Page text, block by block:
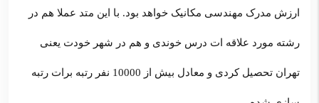
ارزش مدرک مهندسی مکانیک خواهد بود. با این متد عملا هم در
رشته مورد علاقه ات درس خوندی و هم در شهر خودت یعنی
تهران تحصیل کردی و معادل بیش از 10000 نفر رتبه برات رتبه